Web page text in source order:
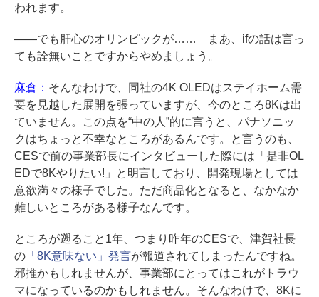
われます。
――でも肝心のオリンピックが…… まあ、ifの話は言っ
ても詮無いことですからやめましょう。
麻倉： そんなわけで、同社の4K OLEDはステイホーム需
要を見越した展開を張っていますが、今のところ8Kは出
ていません。この点を“中の人”的に言うと、パナソニッ
クはちょっと不幸なところがあるんです。と言うのも、
CESで前の事業部長にインタビューした際には「是非OL
EDで8Kやりたい!」と明言しており、開発現場としては
意欲満々の様子でした。ただ商品化となると、なかなか
難しいところがある様子なんです。
ところが遡ること1年、つまり昨年のCESで、津賀社長
の 「8K意味ない」発言が報道されてしまったんですね。
邪推かもしれませんが、事業部にとってはこれがトラウ
マになっているのかもしれません。そんなわけで、8Kに